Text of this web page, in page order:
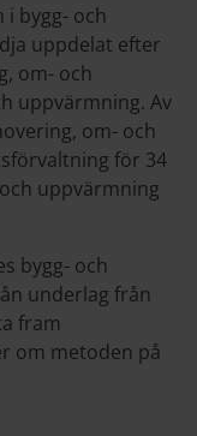
i bygg- och
uppdelat efter
om- och
uppvärmning. Av
om- och
för 34
uppvärmning
bygg- och
underlag från
fram
om metoden på